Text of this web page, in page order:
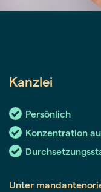
Kanzlei
Persönlich
Konzentration
Unter